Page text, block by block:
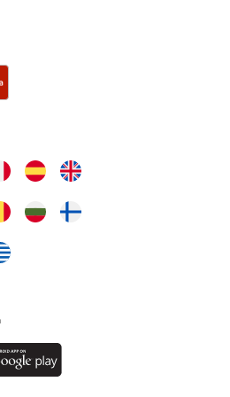
vom großen schwedischen
sofort. Definitiv sollte man sich vor
auseinandersetzen und alle
Seitenrollos müssen durch
Zierleisten (Bauteile F), welche
Hauptrahmen durchlaufen, nicht
ist der Aufbau mit zwei
noch Kratzer an den
Fixierung geliefert. Das führt bei Wind zu
der Ketten an die Alupfosten (nervig).Im
Klemmkettenhalter für diese